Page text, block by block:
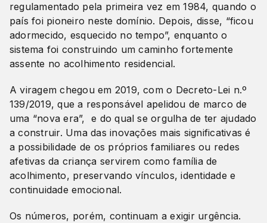
regulamentado pela primeira vez em 1984, quando o
país foi pioneiro neste domínio. Depois, disse, “ficou
adormecido, esquecido no tempo”, enquanto o
sistema foi construindo um caminho fortemente
assente no acolhimento residencial.
A viragem chegou em 2019, com o Decreto-Lei n.º
139/2019, que a responsável apelidou de marco de
uma “nova era”, e do qual se orgulha de ter ajudado
a construir. Uma das inovações mais significativas é
a possibilidade de os próprios familiares ou redes
afetivas da criança servirem como família de
acolhimento, preservando vínculos, identidade e
continuidade emocional.
Os números, porém, continuam a exigir urgência.